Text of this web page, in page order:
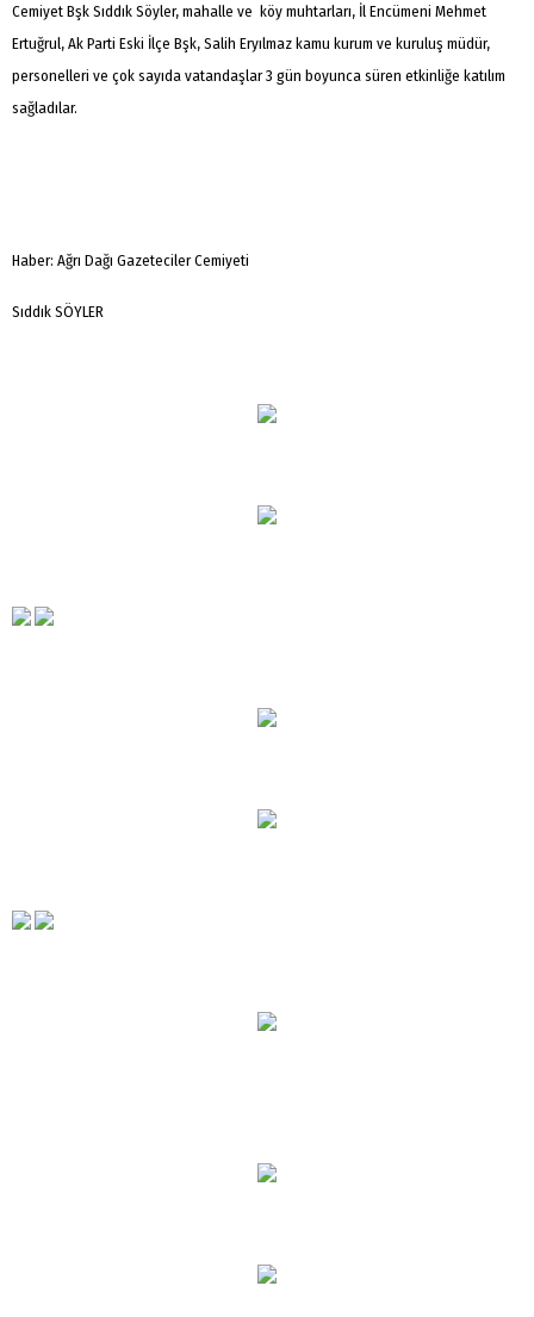
Cemiyet Bşk Sıddık Söyler, mahalle ve köy muhtarları, İl Encümeni Mehmet
Ertuğrul, Ak Parti Eski İlçe Bşk, Salih Eryılmaz kamu kurum ve kuruluş müdür,
personelleri ve çok sayıda vatandaşlar 3 gün boyunca süren etkinliğe katılım
sağladılar.
Haber: Ağrı Dağı Gazeteciler Cemiyeti
Sıddık SÖYLER